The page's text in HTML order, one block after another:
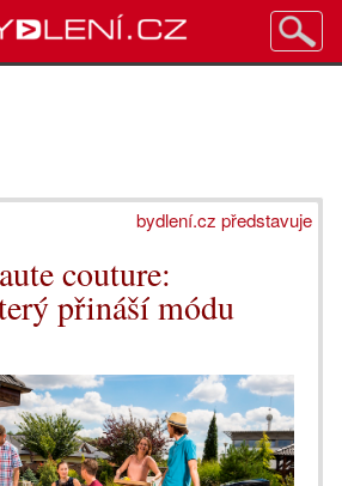
bydlení.cz představuje
couture:
přináší módu